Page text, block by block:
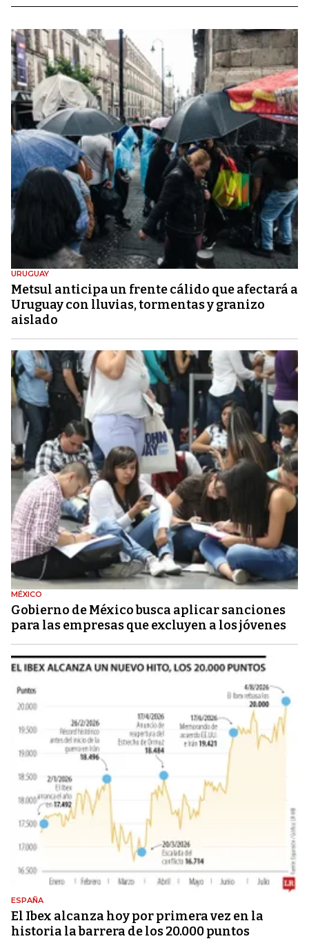
URUGUAY
Metsul anticipa un frente cálido que afectará a
Uruguay con lluvias, tormentas y granizo
aislado
MÉXICO
Gobierno de México busca aplicar sanciones
para las empresas que excluyen a los jóvenes
ESPAÑA
El Ibex alcanza hoy por primera vez en la
historia la barrera de los 20.000 puntos